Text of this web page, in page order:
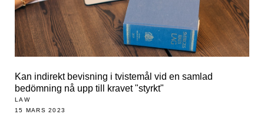
Kan indirekt bevisning i tvistemål vid en samlad
bedömning nå upp till kravet "styrkt"
LAW
15 MARS 2023